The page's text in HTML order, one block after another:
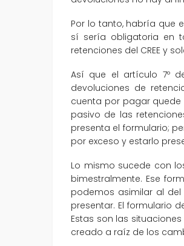
Por lo tanto, habría que
sí sería obligatoria en
retenciones del CREE y
Así que el artículo 7º
devoluciones de
cuenta por pagar
pasivo de las
presenta el formulario;
por exceso y estarlo
Lo mismo sucede con
bimestralmente. Ese
podemos asimilar al
presentar. El formulario
Estas son las
creado a raíz de los